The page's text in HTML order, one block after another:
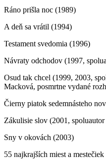
Ráno prišla noc (1989)
A deň sa vrátil (1994)
Testament svedomia (1996)
Návraty odchodov (1997,
Osud tak chcel (1999, 2003,
Macková, posmrtne vydané
Čierny piatok sedemnásteho
Zákulisie slov (2001,
Sny v okovách (2003)
55 najkrajších miest a